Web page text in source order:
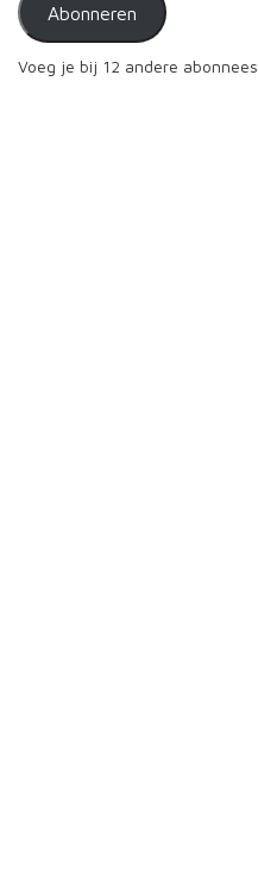
Abonneren
Voeg je bij 12 andere abonnees